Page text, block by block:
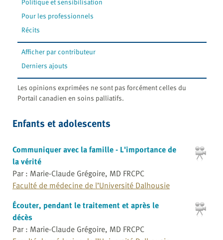
Pour les professionnels
Récits
Afficher par contributeur
Derniers ajouts
Les opinions exprimées ne sont pas forcément celles du
Portail canadien en soins palliatifs.
Enfants et adolescents
Communiquer avec la famille - L'importance de
la vérité
Par : Marie-Claude Grégoire, MD FRCPC
Faculté de médecine de l’Université Dalhousie
Écouter, pendant le traitement et après le
décès
Par : Marie-Claude Grégoire, MD FRCPC